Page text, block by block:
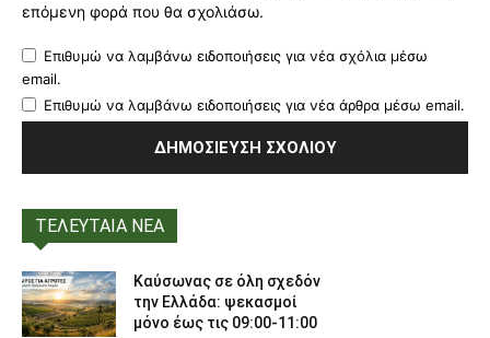
επόμενη φορά που θα σχολιάσω.
Επιθυμώ να λαμβάνω ειδοποιήσεις για νέα σχόλια μέσω
email.
Επιθυμώ να λαμβάνω ειδοποιήσεις για νέα άρθρα μέσω email.
ΤΕΛΕΥΤΑΙΑ ΝΕΑ
Καύσωνας σε όλη σχεδόν
την Ελλάδα: ψεκασμοί
μόνο έως τις 09:00-11:00